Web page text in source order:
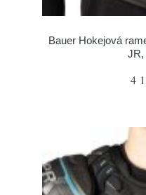
Bauer Hokejová
JR,
4